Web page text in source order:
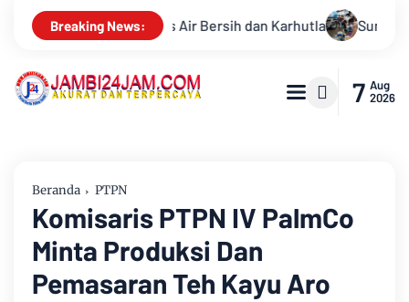
Breaking News:
Sungai Batanghari Surut Akibat Kemarau, Pasokan Air
7 Aug
2026
Beranda PTPN
Komisaris PTPN IV PalmCo
Minta Produksi Dan
Pemasaran Teh Kayu Aro